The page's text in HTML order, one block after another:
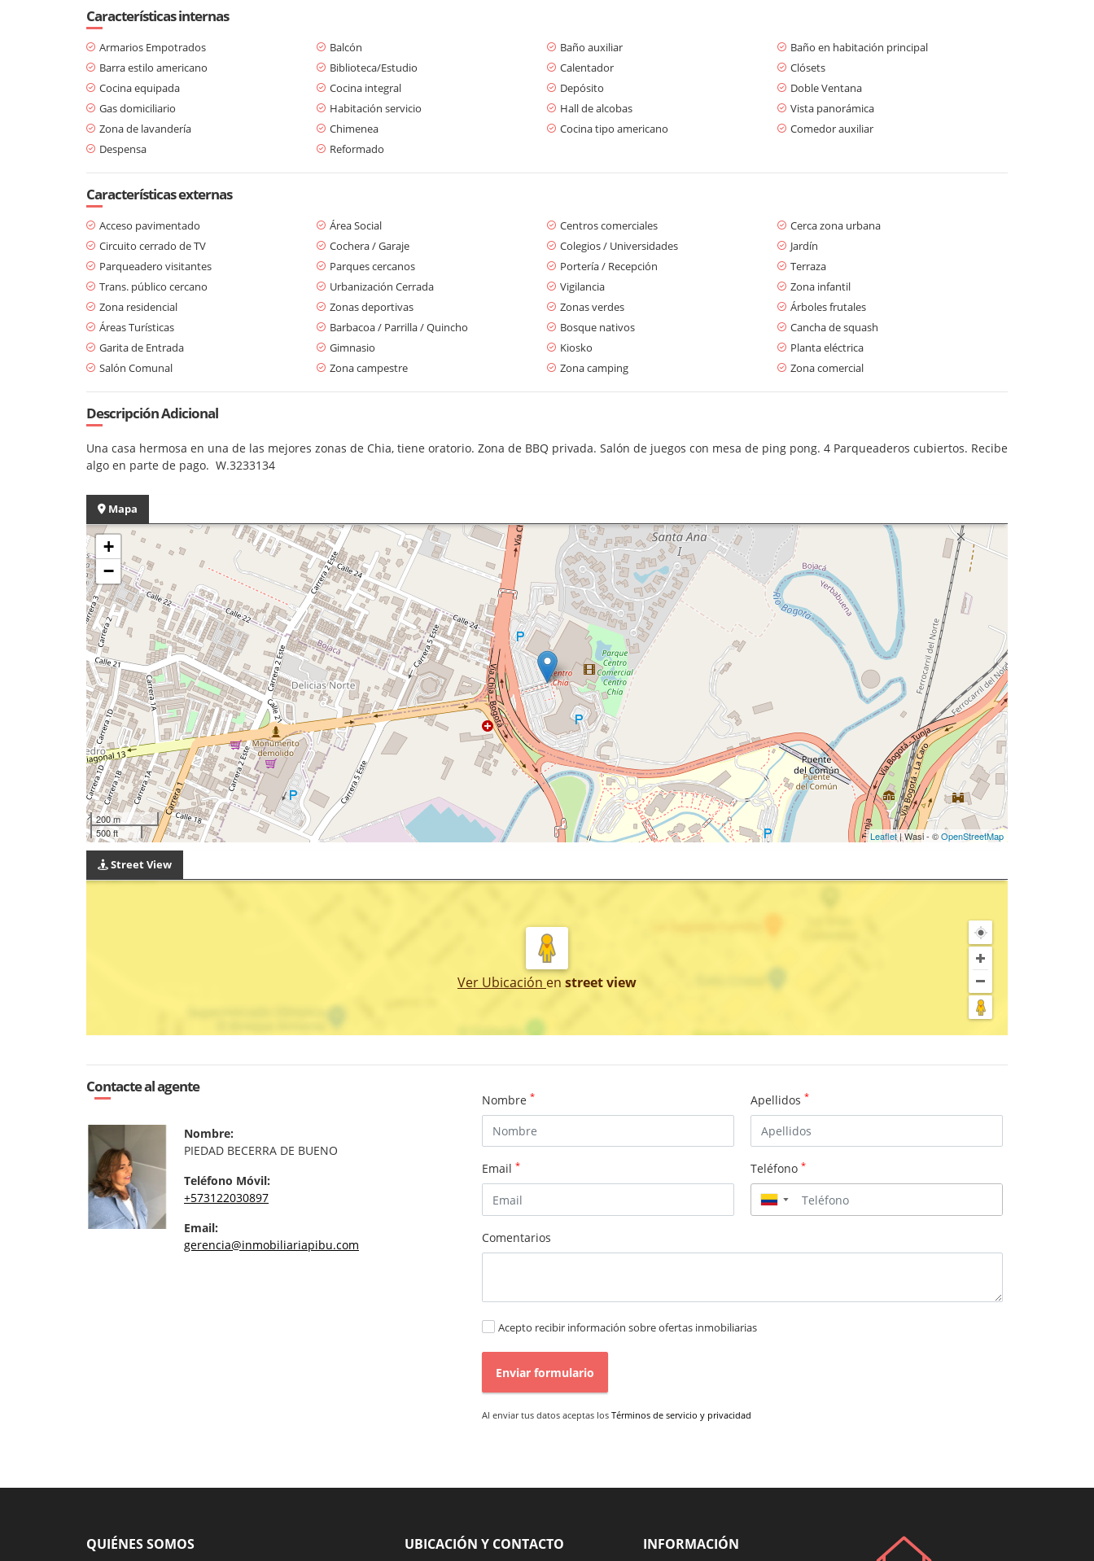
Características internas
Armarios Empotrados Balcón Baño auxiliar
Baño en habitación principal
Barra estilo americano
Biblioteca/Estudio Calentador
Clósets
Cocina equipada
Cocina integral Depósito
Doble Ventana
Gas domiciliario
Habitación servicio Hall de alcobas
Vista panorámica
Zona de lavandería
Chimenea Cocina tipo americano
Comedor auxiliar
Despensa
Reformado
Características externas
Acceso pavimentado Área Social Centros comerciales
Cerca zona urbana
Circuito cerrado de TV
Cochera / Garaje Colegios / Universidades
Jardín
Parqueadero visitantes
Parques cercanos Portería / Recepción
Terraza
Trans. público cercano
Urbanización Cerrada Vigilancia
Zona infantil
Zona residencial
Zonas deportivas Zonas verdes
Árboles frutales
Áreas Turísticas
Barbacoa / Parrilla / Quincho Bosque nativos
Cancha de squash
Garita de Entrada
Gimnasio Kiosko
Planta eléctrica
Salón Comunal
Zona campestre Zona camping Zona comercial
Descripción Adicional
Una casa hermosa en una de las mejores zonas de Chia, tiene oratorio. Zona de BBQ privada. Salón de juegos con mesa de ping pong. 4 Parqueaderos cubiertos. Recibe
algo en parte de pago. W.3233134
Mapa
+
−
200 m
500 ft
Leaflet| Wasi - ©OpenStreetMap
Street View
Ver Ubicación en street view
Contacte al agente
Nombre:
PIEDAD BECERRA DE BUENO
Teléfono Móvil:
+573122030897
Email:
gerencia@inmobiliariapibu.com
Nombre * Apellidos *
Email * Teléfono *
▼
Comentarios
Acepto recibir información sobre ofertas inmobiliarias
Enviar formulario
Al enviar tus datos aceptas los Términos de servicio y privacidad
QUIÉNES SOMOS UBICACIÓN Y CONTACTO INFORMACIÓN